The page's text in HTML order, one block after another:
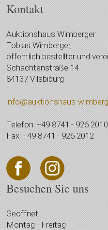
Kontakt
Auktionshaus Wimberger
Tobias Wimberger,
öffentlich bestellter und
Schachtenstraße 14
84137 Vilsbiburg
info@auktionshaus-
Telefon: +49 8741 - 926 2010
Fax: +49 8741 - 926 2012
Besuchen Sie uns
Geöffnet
Montag - Freitag